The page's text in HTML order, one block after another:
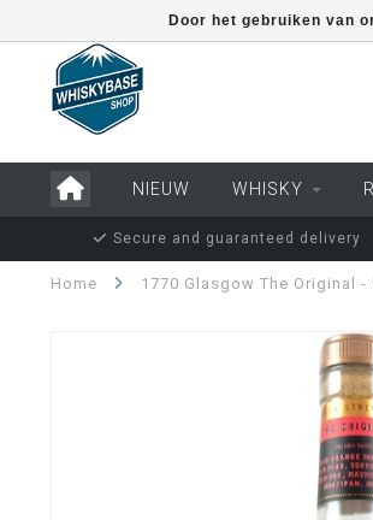
NIEUW WHISKY
Secure and guaranteed delivery
Home 1770 Glasgow The Original
Door het gebruiken van